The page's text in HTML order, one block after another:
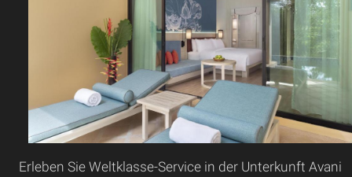
Erleben Sie Weltklasse-Service in der Unterkunft Avani